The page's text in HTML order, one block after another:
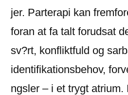
jer. Parterapi kan
foran at fa talt forudsat
sv?rt, konfliktfuld og
identifikationsbehov,
ngsler – i et trygt atrium.